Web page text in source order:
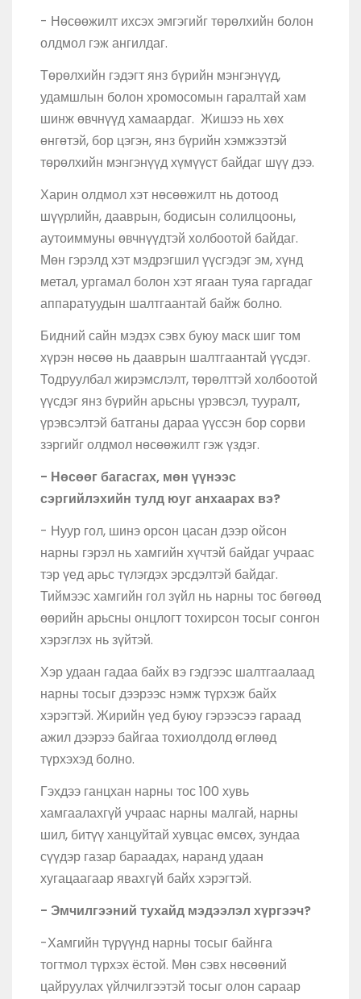
- Нөсөөжилт ихсэх эмгэгийг төрөлхийн болон
олдмол гэж ангилдаг.
Төрөлхийн гэдэгт янз бүрийн мэнгэнүүд,
удамшлын болон хромосомын гаралтай хам
шинж өвчнүүд хамаардаг. Жишээ нь хөх
өнгөтэй, бор цэгэн, янз бүрийн хэмжээтэй
төрөлхийн мэнгэнүүд хүмүүст байдаг шүү дээ.
Харин олдмол хэт нөсөөжилт нь дотоод
шүүрлийн, дааврын, бодисын солилцооны,
аутоиммуны өвчнүүдтэй холбоотой байдаг.
Мөн гэрэлд хэт мэдрэгшил үүсгэдэг эм, хүнд
метал, ургамал болон хэт ягаан туяа гаргадаг
аппаратуудын шалтгаантай байж болно.
Бидний сайн мэдэх сэвх буюу маск шиг том
хүрэн нөсөө нь дааврын шалтгаантай үүсдэг.
Тодруулбал жирэмслэлт, төрөлттэй холбоотой
үүсдэг янз бүрийн арьсны үрэвсэл, тууралт,
үрэвсэлтэй батганы дараа үүссэн бор сорви
зэргийг олдмол нөсөөжилт гэж үздэг.
- Нөсөөг багасгах, мөн үүнээс
сэргийлэхийн тулд юуг анхаарах вэ?
- Нуур гол, шинэ орсон цасан дээр ойсон
нарны гэрэл нь хамгийн хүчтэй байдаг учраас
тэр үед арьс түлэгдэх эрсдэлтэй байдаг.
Тиймээс хамгийн гол зүйл нь нарны тос бөгөөд
өөрийн арьсны онцлогт тохирсон тосыг сонгон
хэрэглэх нь зүйтэй.
Хэр удаан гадаа байх вэ гэдгээс шалтгаалаад
нарны тосыг дээрээс нэмж түрхэж байх
хэрэгтэй. Жирийн үед буюу гэрээсээ гараад
ажил дээрээ байгаа тохиолдолд өглөөд
түрхэхэд болно.
Гэхдээ ганцхан нарны тос 100 хувь
хамгаалахгүй учраас нарны малгай, нарны
шил, битүү ханцуйтай хувцас өмсөх, зундаа
сүүдэр газар бараадах, наранд удаан
хугацаагаар явахгүй байх хэрэгтэй.
- Эмчилгээний тухайд мэдээлэл хүргээч?
-Хамгийн түрүүнд нарны тосыг байнга
тогтмол түрхэх ёстой. Мөн сэвх нөсөөний
цайруулах үйлчилгээтэй тосыг олон сараар